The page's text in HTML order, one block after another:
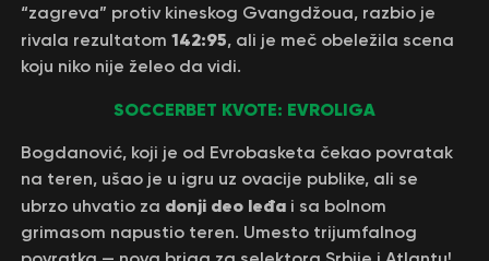
“zagreva” protiv kineskog Gvangdžoua, razbio je
rivala rezultatom 142:95, ali je meč obeležila scena
koju niko nije želeo da vidi.
SOCCERBET KVOTE: EVROLIGA
Bogdanović, koji je od Evrobasketa čekao povratak
na teren, ušao je u igru uz ovacije publike, ali se
ubrzo uhvatio za donji deo leđai sa bolnom
grimasom napustio teren. Umesto trijumfalnog